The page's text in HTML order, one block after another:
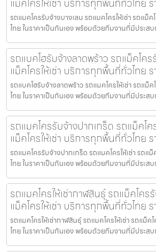
รถแมคโครรับจ้างบางเลน รถแมคโครให้เช่า รถแม็
ไทย ในราคาเป็นกันเอง พร้อมด้วยทีมงานที่มีประส
รถแบคโฮรับจ้างลาดพร้าว รถแม็คโคร
แม็คโครให้เช่า บริการทุกพื้นที่ทั่วไทย
รถแบคโฮรับจ้างลาดพร้าว รถแมคโครให้เช่า รถแม็
ไทย ในราคาเป็นกันเอง พร้อมด้วยทีมงานที่มีประส
รถแมคโครรับจ้างปากเกร็ด รถแม็คโ
แม็คโครให้เช่า บริการทุกพื้นที่ทั่วไทย
รถแมคโครรับจ้างปากเกร็ด รถแมคโครให้เช่า รถแ
ไทย ในราคาเป็นกันเอง พร้อมด้วยทีมงานที่มีประส
รถแมคโครให้เช่ากาฬสินธุ์ รถแม็คโคร
แม็คโครให้เช่า บริการทุกพื้นที่ทั่วไทย
รถแมคโครให้เช่ากาฬสินธุ์ รถแมคโครให้เช่า รถแม็ค
ไทย ในราคาเป็นกันเอง พร้อมด้วยทีมงานที่มีประส